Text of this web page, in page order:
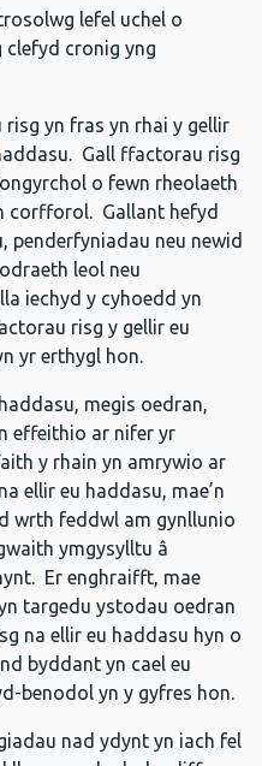
lefel uchel o
cronig yng
yn fras yn rhai y gellir
Gall ffactorau risg
o fewn rheolaeth
corfforol. Gallant hefyd
penderfyniadau neu newid
leol neu
iechyd y cyhoedd yn
risg y gellir eu
yr erthygl hon.
megis oedran,
effeithio ar nifer yr
y rhain yn amrywio ar
ellir eu haddasu, mae’n
wrth feddwl am gynllunio
ymgysylltu â
Er enghraifft, mae
targedu ystodau oedran
na ellir eu haddasu hyn o
byddant yn cael eu
benodol yn y gyfres hon.
nad ydynt yn iach fel